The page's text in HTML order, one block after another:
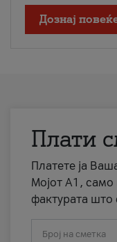
Дознај
Плати
Платете ја
Мојот А1, само
фактурата што
Број на сметка